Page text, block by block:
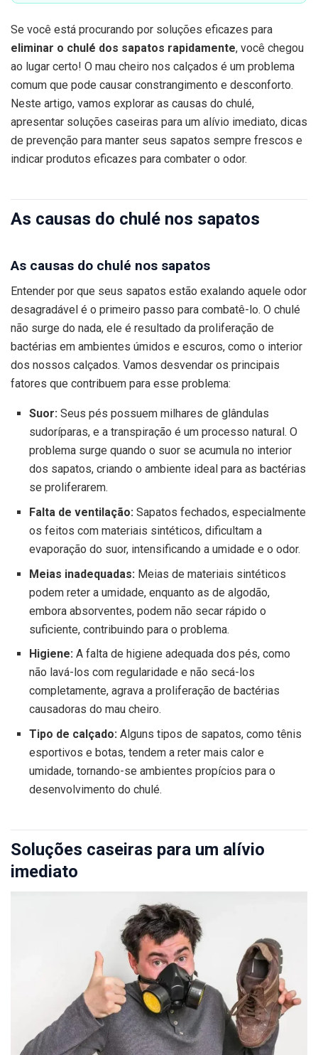
Se você está procurando por soluções eficazes para
eliminar o chulé dos sapatos rapidamente, você chegou
ao lugar certo! O mau cheiro nos calçados é um problema
comum que pode causar constrangimento e desconforto.
Neste artigo, vamos explorar as causas do chulé,
apresentar soluções caseiras para um alívio imediato, dicas
de prevenção para manter seus sapatos sempre frescos e
indicar produtos eficazes para combater o odor.
As causas do chulé nos sapatos
As causas do chulé nos sapatos
Entender por que seus sapatos estão exalando aquele odor
desagradável é o primeiro passo para combatê-lo. O chulé
não surge do nada, ele é resultado da proliferação de
bactérias em ambientes úmidos e escuros, como o interior
dos nossos calçados. Vamos desvendar os principais
fatores que contribuem para esse problema:
Suor:Seus pés possuem milhares de glândulas
sudoríparas, e a transpiração é um processo natural. O
problema surge quando o suor se acumula no interior
dos sapatos, criando o ambiente ideal para as bactérias
se proliferarem.
Falta de ventilação:Sapatos fechados, especialmente
os feitos com materiais sintéticos, dificultam a
evaporação do suor, intensificando a umidade e o odor.
Meias inadequadas: Meias de materiais sintéticos
podem reter a umidade, enquanto as de algodão,
embora absorventes, podem não secar rápido o
suficiente, contribuindo para o problema.
Higiene:A falta de higiene adequada dos pés, como
não lavá-los com regularidade e não secá-los
completamente, agrava a proliferação de bactérias
causadoras do mau cheiro.
Tipo de calçado:Alguns tipos de sapatos, como tênis
esportivos e botas, tendem a reter mais calor e
umidade, tornando-se ambientes propícios para o
desenvolvimento do chulé.
Soluções caseiras para um alívio
imediato